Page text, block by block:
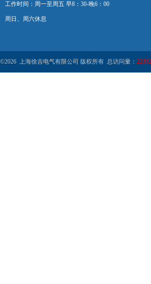
工作时间：周一至周五 早8：30-晚6：00
周日、周六休息
©2026 上海徐吉电气有限公司 版权所有 总访问量：